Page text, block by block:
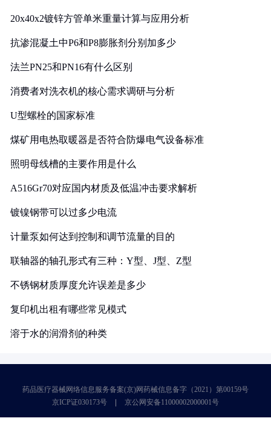
20x40x2镀锌方管单米重量计算与应用分析
抗渗混凝土中P6和P8膨胀剂分别加多少
法兰PN25和PN16有什么区别
消费者对洗衣机的核心需求调研与分析
U型螺栓的国家标准
煤矿用电热取暖器是否符合防爆电气设备标准
照明母线槽的主要作用是什么
A516Gr70对应国内材质及低温冲击要求解析
镀镍钢带可以过多少电流
计量泵如何达到控制和调节流量的目的
联轴器的轴孔形式有三种：Y型、J型、Z型
不锈钢材质厚度允许误差是多少
复印机出租有哪些常见模式
溶于水的润滑剂的种类
药品医疗器械网络信息服务备案(京)网药械信息备字（2021）第00159号
京ICP证030173号
京公网安备11000002000001号